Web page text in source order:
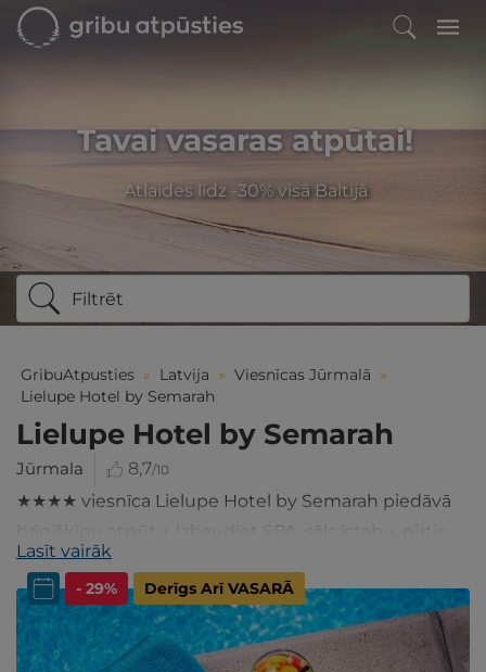
Tavai vasaras atpūtai!
Atlaides līdz -30% visā Baltijā
Filtrēt
GribuAtpusties » Latvija » Viesnīcas Jūrmalā »
Lielupe Hotel by Semarah
Lielupe Hotel by Semarah
Jūrmala 8,7/10
★★★★ viesnīca Lielupe Hotel by Semarah piedāvā
brīnišķīgu atpūtu. Izbaudiet SPA, sāls istabu, pirtis
un 25m baseinu! Semarah Hotel Lielupe Jūs jau
gaida!
Lasīt vairāk
- 29% Derīgs Arī VASARĀ